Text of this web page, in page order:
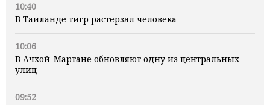
10:40
В Таиланде тигр растерзал человека
10:06
В Ачхой-Мартане обновляют одну из центральных
улиц
09:52